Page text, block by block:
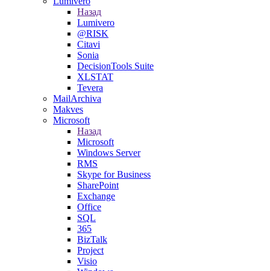
Назад
Lumivero
@RISK
Citavi
Sonia
DecisionTools Suite
XLSTAT
Tevera
MailArchiva
Makves
Microsoft
Назад
Microsoft
Windows Server
RMS
Skype for Business
SharePoint
Exchange
Office
SQL
365
BizTalk
Project
Visio